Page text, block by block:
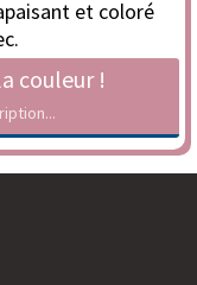
et coloré
couleur !